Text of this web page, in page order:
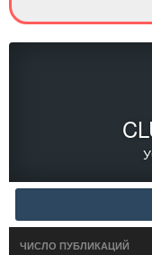
ЧИСЛО ПУБЛИКАЦИЙ